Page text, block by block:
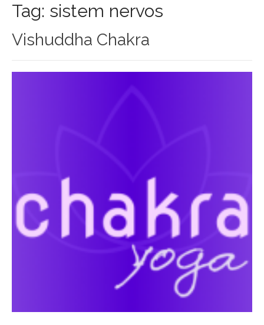
Tag: sistem nervos
Vishuddha Chakra